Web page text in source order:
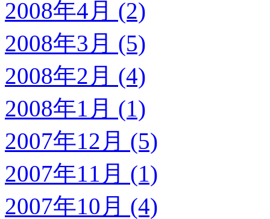
2008年4月 (2)
2008年3月 (5)
2008年2月 (4)
2008年1月 (1)
2007年12月 (5)
2007年11月 (1)
2007年10月 (4)